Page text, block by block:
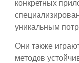
конкретных
уникальным
Они также
методов